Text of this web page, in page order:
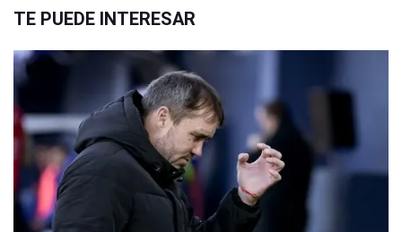
TE PUEDE INTERESAR